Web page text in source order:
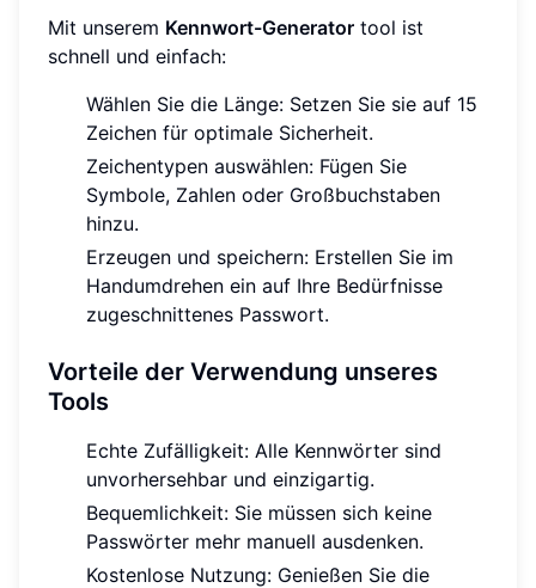
Mit unserem Kennwort-Generator tool ist
schnell und einfach:
Wählen Sie die Länge: Setzen Sie sie auf 15
Zeichen für optimale Sicherheit.
Zeichentypen auswählen: Fügen Sie
Symbole, Zahlen oder Großbuchstaben
hinzu.
Erzeugen und speichern: Erstellen Sie im
Handumdrehen ein auf Ihre Bedürfnisse
zugeschnittenes Passwort.
Vorteile der Verwendung unseres
Tools
Echte Zufälligkeit: Alle Kennwörter sind
unvorhersehbar und einzigartig.
Bequemlichkeit: Sie müssen sich keine
Passwörter mehr manuell ausdenken.
Kostenlose Nutzung: Genießen Sie die